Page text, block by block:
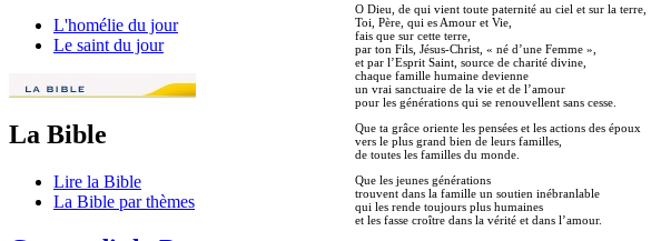
L'homélie du jour
Le saint du jour
La Bible
Lire la Bible
La Bible par thèmes
O Dieu, de qui vient toute paternité au ciel et sur la terre,
Toi, Père, qui es Amour et Vie,
fais que sur cette terre,
par ton Fils, Jésus-Christ, « né d’une Femme »,
et par l’Esprit Saint, source de charité divine,
chaque famille humaine devienne
un vrai sanctuaire de la vie et de l’amour
pour les générations qui se renouvellent sans cesse.
Que ta grâce oriente les pensées et les actions des époux
vers le plus grand bien de leurs familles,
de toutes les familles du monde.
Que les jeunes générations
trouvent dans la famille un soutien inébranlable
qui les rende toujours plus humaines
et les fasse croître dans la vérité et dans l’amour.